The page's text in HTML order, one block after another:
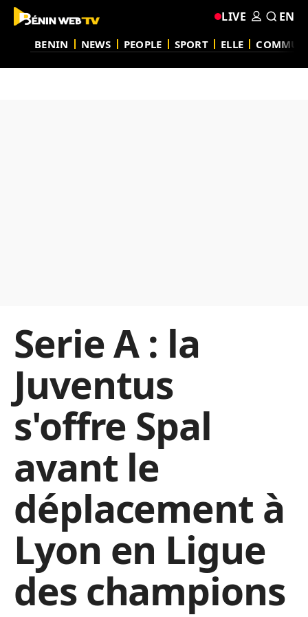
BENIN NEWS PEOPLE SPORT ELLE
LIVE EN
Serie A : la
Juventus
s'offre Spal
avant le
déplacement à
Lyon en Ligue
des champions